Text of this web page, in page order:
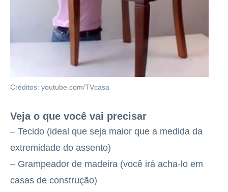
Créditos: youtube.com/TVcasa
Veja o que você vai precisar
– Tecido (ideal que seja maior que a medida da
extremidade do assento)
– Grampeador de madeira (você irá acha-lo em
casas de construção)